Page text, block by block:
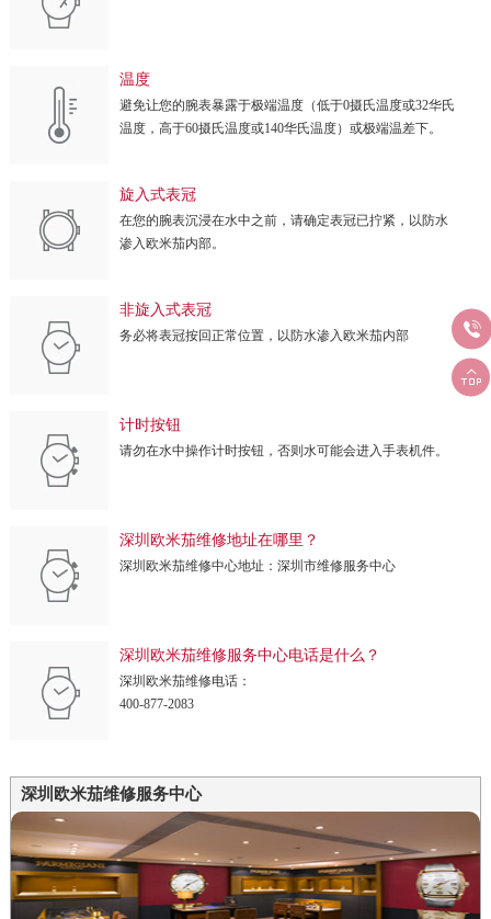
温度
避免让您的腕表暴露于极端温度（低于0摄氏温度或32华氏
温度，高于60摄氏温度或140华氏温度）或极端温差下。
旋入式表冠
在您的腕表沉浸在水中之前，请确定表冠已拧紧，以防水
渗入欧米茄内部。
非旋入式表冠
务必将表冠按回正常位置，以防水渗入欧米茄内部
计时按钮
请勿在水中操作计时按钮，否则水可能会进入手表机件。
深圳欧米茄维修地址在哪里？
深圳欧米茄维修中心地址：深圳市维修服务中心
深圳欧米茄维修服务中心电话是什么？
深圳欧米茄维修电话：
400-877-2083
深圳欧米茄维修服务中心

